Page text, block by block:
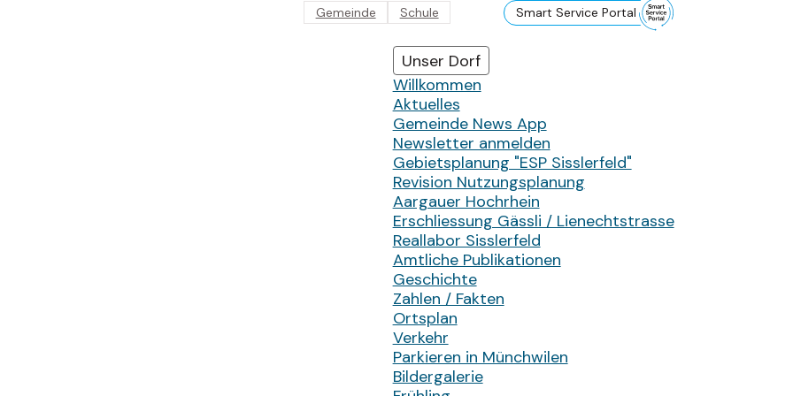
Gemeinde Schule Smart Service Portal
Hauptnavigation
Unser Dorf
Willkommen
Aktuelles
Gemeinde News App
Newsletter anmelden
Gebietsplanung "ESP Sisslerfeld"
Revision Nutzungsplanung
Aargauer Hochrhein
Erschliessung Gässli / Lienechtstrasse
Reallabor Sisslerfeld
Amtliche Publikationen
Geschichte
Zahlen / Fakten
Ortsplan
Verkehr
Parkieren in Münchwilen
Bildergalerie